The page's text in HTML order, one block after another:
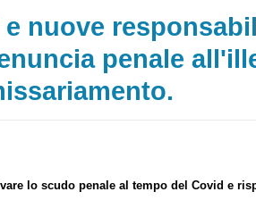
nuove
penale
lo scudo penale al tempo del Covid e